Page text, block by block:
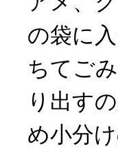
の袋に
ちてご
り出す
め小分